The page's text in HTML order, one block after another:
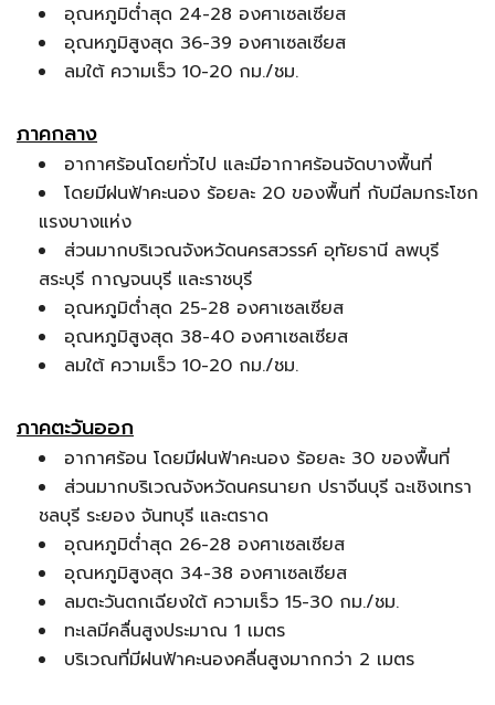
อุณหภูมิต่ำสุด 24-28 องศาเซลเซียส
อุณหภูมิสูงสุด 36-39 องศาเซลเซียส
ลมใต้ ความเร็ว 10-20 กม./ชม.
ภาคกลาง
อากาศร้อนโดยทั่วไป และมีอากาศร้อนจัดบางพื้นที่
โดยมีฝนฟ้าคะนอง ร้อยละ 20 ของพื้นที่ กับมีลมกระโชก
แรงบางแห่ง
ส่วนมากบริเวณจังหวัดนครสวรรค์ อุทัยธานี ลพบุรี
สระบุรี กาญจนบุรี และราชบุรี
อุณหภูมิต่ำสุด 25-28 องศาเซลเซียส
อุณหภูมิสูงสุด 38-40 องศาเซลเซียส
ลมใต้ ความเร็ว 10-20 กม./ชม.
ภาคตะวันออก
อากาศร้อน โดยมีฝนฟ้าคะนอง ร้อยละ 30 ของพื้นที่
ส่วนมากบริเวณจังหวัดนครนายก ปราจีนบุรี ฉะเชิงเทรา
ชลบุรี ระยอง จันทบุรี และตราด
อุณหภูมิต่ำสุด 26-28 องศาเซลเซียส
อุณหภูมิสูงสุด 34-38 องศาเซลเซียส
ลมตะวันตกเฉียงใต้ ความเร็ว 15-30 กม./ชม.
ทะเลมีคลื่นสูงประมาณ 1 เมตร
บริเวณที่มีฝนฟ้าคะนองคลื่นสูงมากกว่า 2 เมตร